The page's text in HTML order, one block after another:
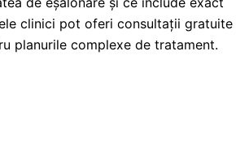
clinici pot oferi consultații gratuite
planurile complexe de tratament.